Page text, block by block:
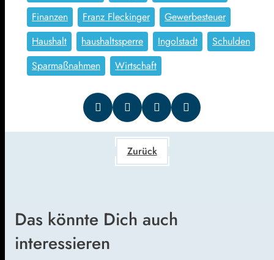
Finanzen
Franz Fleckinger
Gewerbesteuer
Haushalt
haushaltssperre Ingolstadt
Schulden
Sparmaßnahmen
Wirtschaft
Zurück
Das könnte Dich auch
interessieren